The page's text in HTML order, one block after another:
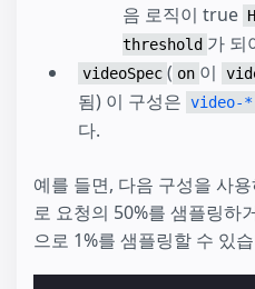
음 로직이 true
threshold 가 되
videoSpec ( on 이
됨) 이 구성은 video-*
다.
예를 들면, 다음 구성을 사
로 요청의 50%를 샘플링하
으로 1%를 샘플링할 수 있